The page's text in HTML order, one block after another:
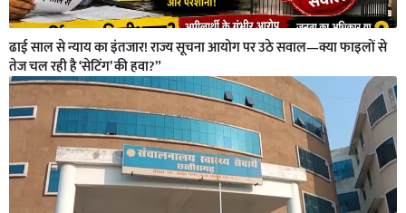
ढाई साल से न्याय का इंतजार! राज्य सूचना आयोग पर उठे सवाल—क्या फाइलों से
तेज चल रही है ‘सेटिंग’ की हवा?”